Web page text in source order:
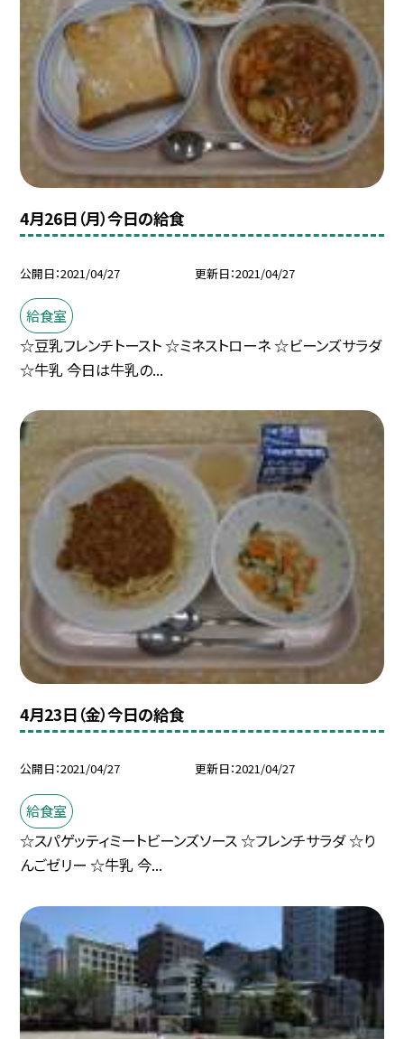
4月26日（月）今日の給食
公開日 2021/04/27 更新日 2021/04/27
給食室
☆豆乳フレンチトースト ☆ミネストローネ ☆ビーンズサラダ
☆牛乳 今日は牛乳の...
4月23日（金）今日の給食
公開日 2021/04/27 更新日 2021/04/27
給食室
☆スパゲッティミートビーンズソース ☆フレンチサラダ ☆り
んごゼリー ☆牛乳 今...